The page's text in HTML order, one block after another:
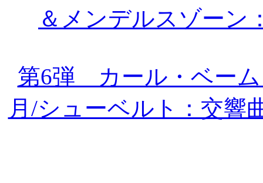
＆メンデルスゾーン
第6弾 カール・ベーム
月/シューベルト：交響